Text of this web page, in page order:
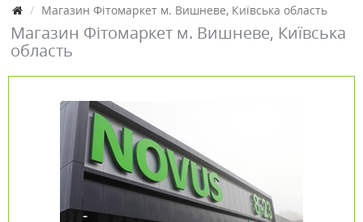
Магазин Фітомаркет м. Вишневе, Київська область
Магазин Фітомаркет м. Вишневе, Київська
область